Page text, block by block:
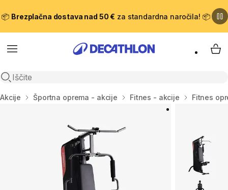
📦 Brezplačna dostava nad 50 € za standardna naročila! 📦
Meni
Odpri iskanje
Domov
Akcije Športna oprema - akcije Fitnes - akcije Fitnes